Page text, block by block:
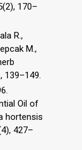
170–
R.,
M.,
139–149.
Oil of
hortensis
427–